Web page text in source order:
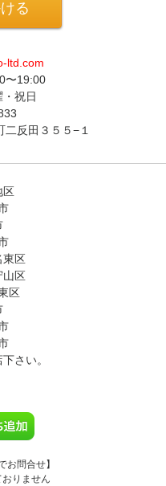
る
ltd.com
〜19:00
祝日
反田３５５−１
区
東区
山区
区
さい。
お問合せ】
りません